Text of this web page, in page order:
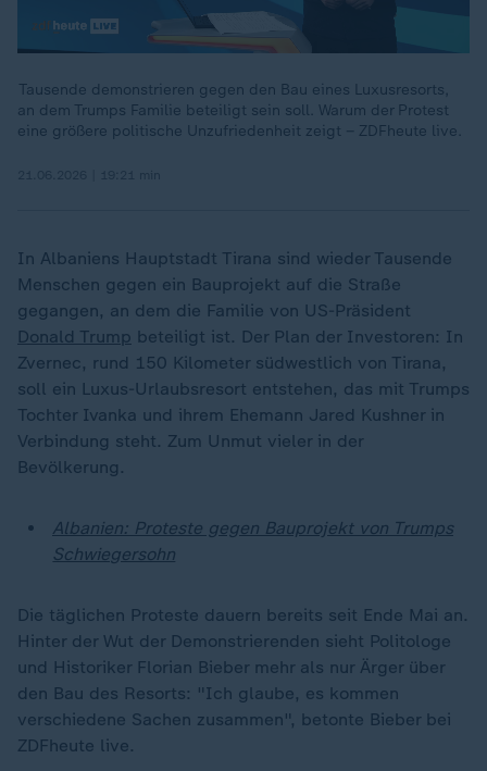
00:18
Tausende demonstrieren gegen den Bau eines Luxusresorts,
an dem Trumps Familie beteiligt sein soll. Warum der Protest
eine größere politische Unzufriedenheit zeigt – ZDFheute live.
In Albaniens Hauptstadt Tirana sind wieder Tausende
Menschen gegen ein Bauprojekt auf die Straße
gegangen, an dem die Familie von US-Präsident
Donald Trump beteiligt ist. Der Plan der Investoren: In
Zvernec, rund 150 Kilometer südwestlich von Tirana,
soll ein Luxus-Urlaubsresort entstehen, das mit Trumps
Tochter Ivanka und ihrem Ehemann Jared Kushner in
Verbindung steht. Zum Unmut vieler in der
Bevölkerung.
Albanien: Proteste gegen Bauprojekt von Trumps
Schwiegersohn
Die täglichen Proteste dauern bereits seit Ende Mai an.
Hinter der Wut der Demonstrierenden sieht Politologe
und Historiker Florian Bieber mehr als nur Ärger über
den Bau des Resorts: "Ich glaube, es kommen
verschiedene Sachen zusammen", betonte Bieber bei
ZDFheute live.